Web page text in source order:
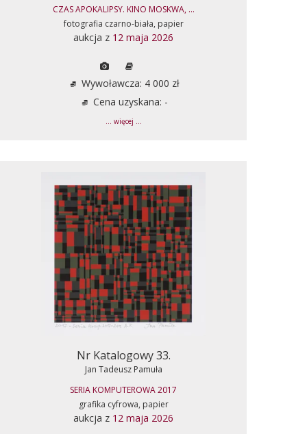
CZAS APOKALIPSY. KINO MOSKWA, ...
fotografia czarno-biała, papier
aukcja z 12 maja 2026
Wywoławcza: 4 000 zł
Cena uzyskana: -
... więcej ...
Nr Katalogowy 33.
Jan Tadeusz Pamuła
SERIA KOMPUTEROWA 2017
grafika cyfrowa, papier
aukcja z 12 maja 2026